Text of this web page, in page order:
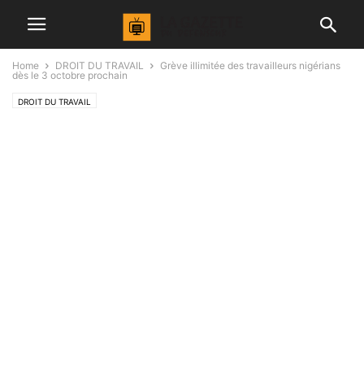
Home DROIT DU TRAVAIL
Grève illimitée des travailleurs nigérians
dès le 3 octobre prochain
DROIT DU TRAVAIL